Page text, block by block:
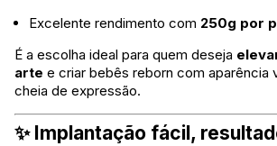
Excelente rendimento com 250g por
É a escolha ideal para quem deseja
arte e criar bebês reborn com aparência
cheia de expressão.
✨ Implantação fácil,